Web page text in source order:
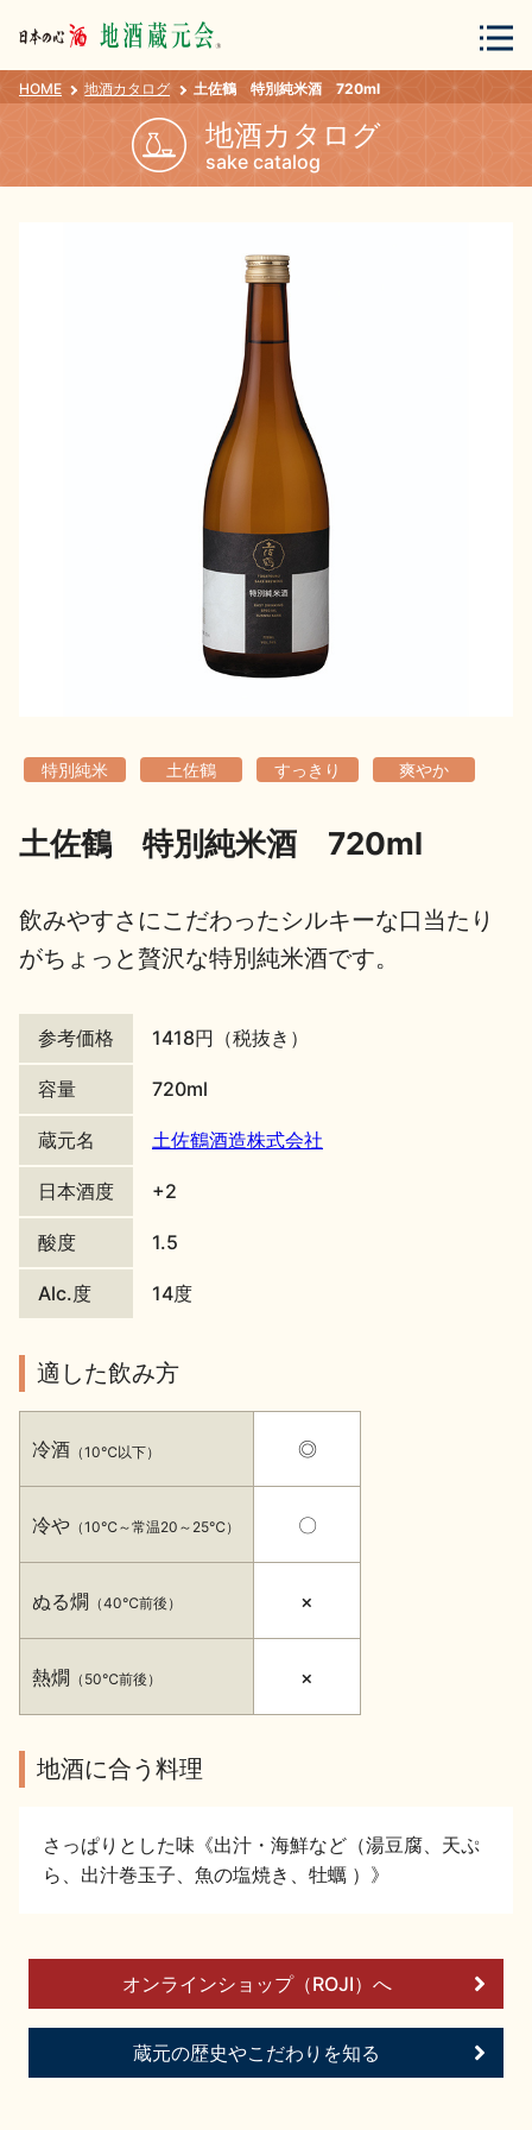
会員登録 ログイン
地酒カタログ
地酒解体新書
歳時記 地酒蔵元会検定
日本酒の楽しみ方特集
地酒・イベント情報
イベント情報TOP 新商品・おすすめ商品
地酒蔵元会WEB展示会 地酒蔵元会利酒会
HOME 地酒カタログ 土佐鶴 特別純米酒 720ml
地酒カタログ
sake catalog
特別純米 土佐鶴 すっきり 爽やか
土佐鶴 特別純米酒 720ml
飲みやすさにこだわったシルキーな口当たり
がちょっと贅沢な特別純米酒です。
参考価格 1418円（税抜き）
容量 720ml
蔵元名 土佐鶴酒造株式会社
日本酒度 +2
酸度 1.5
Alc.度 14度
適した飲み方
冷酒 （10℃以下）
冷や （10℃～常温20～25℃）
ぬる燗 （40℃前後）
熱燗 （50℃前後）
◎
〇
×
×
地酒に合う料理
さっぱりとした味《出汁・海鮮など（湯豆腐、天ぷ
ら、出汁巻玉子、魚の塩焼き、牡蠣 ）》
オンラインショップ（ROJI）へ
蔵元の歴史やこだわりを知る